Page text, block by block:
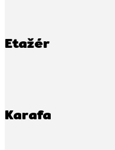
Etažér
Karafa